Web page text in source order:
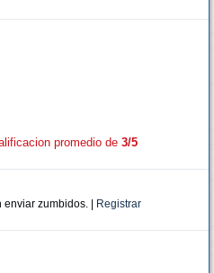
promedio de 3/5
zumbidos. | Registrar